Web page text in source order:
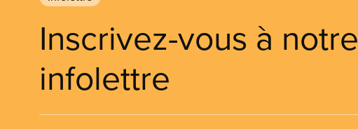
Inscrivez-vous à notre
infolettre